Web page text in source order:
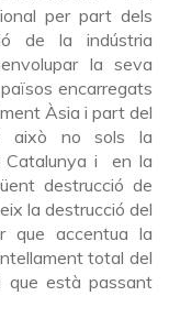
per part dels
de la indústria
la seva
encarregats
Àsia i part del
això no sols la
Catalunya i en la
destrucció de
la destrucció del
que accentua la
total del
que està passant